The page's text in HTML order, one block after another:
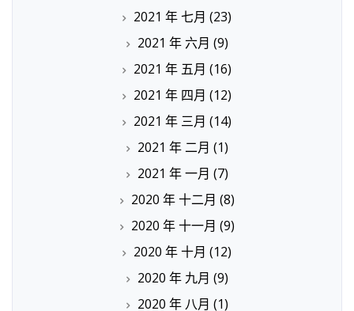
2021 年 七月 (23)
2021 年 六月 (9)
2021 年 五月 (16)
2021 年 四月 (12)
2021 年 三月 (14)
2021 年 二月 (1)
2021 年 一月 (7)
2020 年 十二月 (8)
2020 年 十一月 (9)
2020 年 十月 (12)
2020 年 九月 (9)
2020 年 八月 (1)